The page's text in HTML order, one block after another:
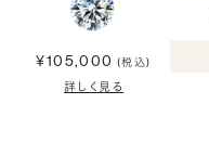
¥105,000 (税込)
詳しく見る